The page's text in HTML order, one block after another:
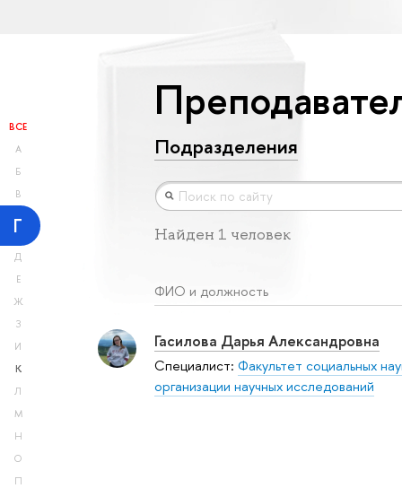
ВСЕ
А
Б
В
Г
Д
Е
Ж
З
И
К
Л
М
Н
О
П
Подразделения
Найден 1 человек
ФИО и должность
Гасилова Дарья Александровна
Специалист: Факультет социальных
организации научных исследований